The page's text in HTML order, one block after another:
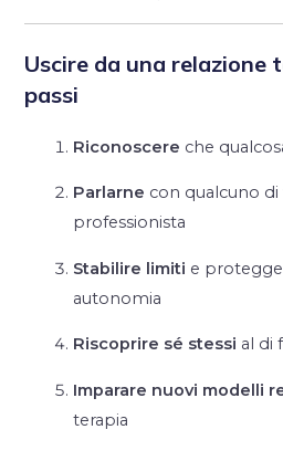
Uscire da una relazione
passi
Riconoscere che
Parlarne con qualcuno
professionista
Stabilire limiti e
autonomia
Riscoprire sé stessi al di
Imparare nuovi modelli
terapia